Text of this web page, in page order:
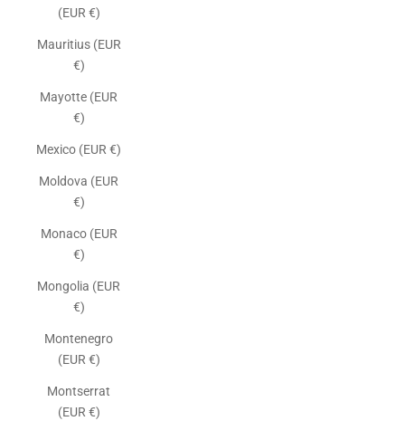
(EUR €)
Mauritius (EUR
€)
Mayotte (EUR
€)
Mexico (EUR €)
Moldova (EUR
€)
Monaco (EUR
€)
Mongolia (EUR
€)
Montenegro
(EUR €)
Montserrat
(EUR €)